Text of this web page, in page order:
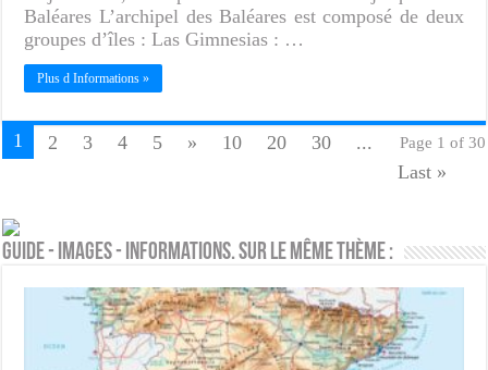
Baléares L’archipel des Baléares est composé de deux
groupes d’îles : Las Gimnesias : …
Plus d Informations »
Page 1 of 30
1 2 3 4 5 » 10 20 30
...
Last »
Guide - Images - Informations. Sur le même thème :